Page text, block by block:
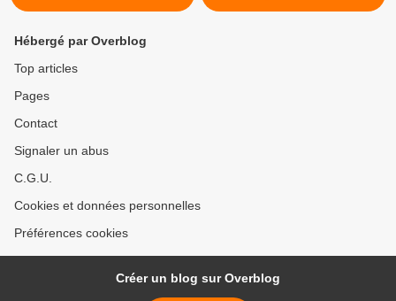
Hébergé par Overblog
Top articles
Pages
Contact
Signaler un abus
C.G.U.
Cookies et données personnelles
Préférences cookies
Créer un blog sur Overblog